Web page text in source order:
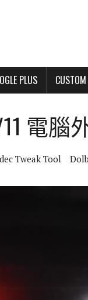
PLUS
11 電腦
Tweak Tool